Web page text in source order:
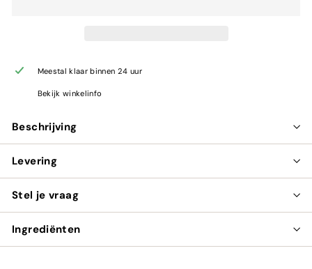
Meestal klaar binnen 24 uur
Bekijk winkelinfo
Beschrijving
Levering
Stel je vraag
Ingrediënten